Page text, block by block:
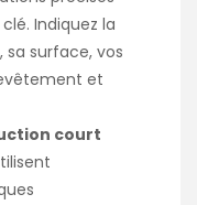
Indiquez la
surface, vos
et
court